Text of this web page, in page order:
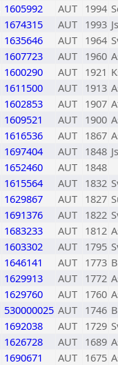
1605992 AUT 1994
1674315 AUT 1993
1635646 AUT 1964
1607723 AUT 1960
1600290 AUT 1921
1611500 AUT 1913
1602853 AUT 1907
1609521 AUT 1900
1616536 AUT 1867
1697404 AUT 1848
1652460 AUT 1848
1615564 AUT 1832
1629867 AUT 1827
1691376 AUT 1822
1683233 AUT 1812
1603302 AUT 1795
1646141 AUT 1773
1629913 AUT 1772
1629760 AUT 1760
530000025 AUT 1746
1692038 AUT 1729
1626728 AUT 1689
1690671 AUT 1675